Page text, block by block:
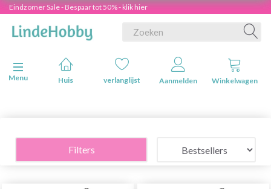
Eindzomer Sale - Bespaar tot 50% - klik hier
Navigatie in-/uitschakelen
Menu
Huis verlanglijst Aanmelden Winkelwagen
Filters